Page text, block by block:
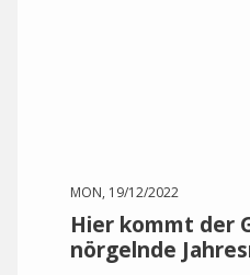
MON, 19/12/2022
Hier kommt der
nörgelnde